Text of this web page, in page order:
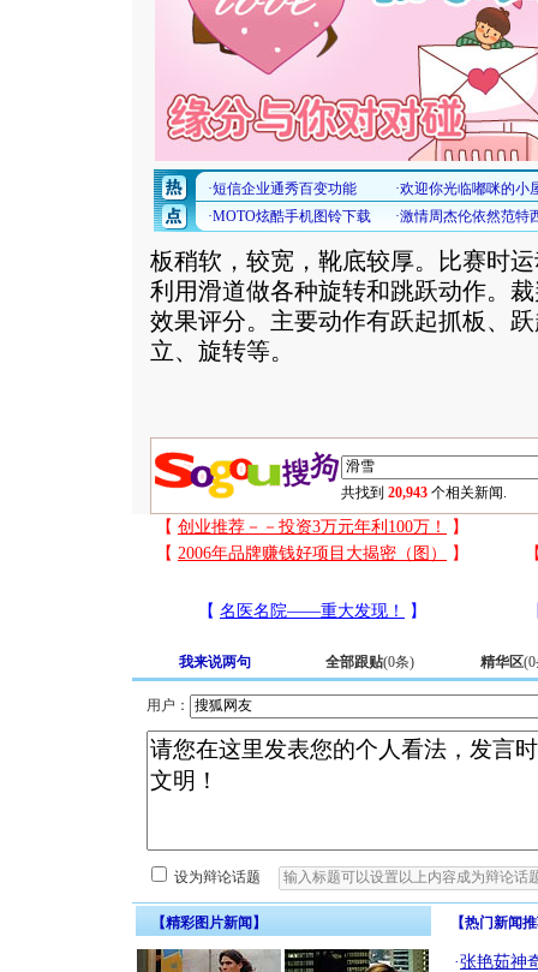
板稍软，较宽，靴底较厚。比赛时
利用滑道做各种旋转和跳跃动作。
效果评分。主要动作有跃起抓板、
立、旋转等。
共找到 20,943 个相关新闻.
我来说两句 全部跟贴(0条) 精华区(0
用户：
设为辩论话题
【精彩图片新闻】 【热门新闻
·张艳茹神